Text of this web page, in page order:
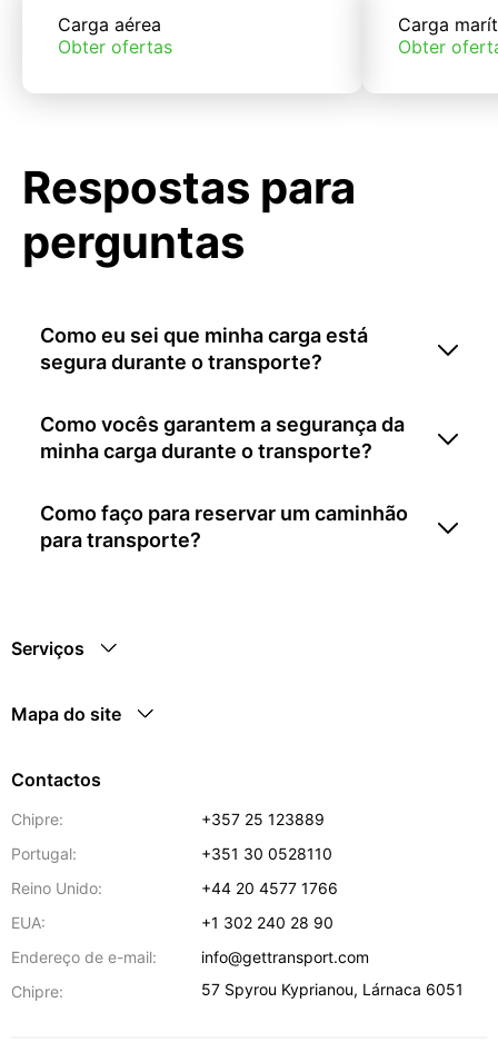
Carga aérea
Obter ofertas
Carga
Obter
Respostas para
perguntas
Como eu sei que minha carga está
segura durante o transporte?
Como vocês garantem a segurança da
minha carga durante o transporte?
Como faço para reservar um caminhão
para transporte?
Serviços
Mapa do site
Contactos
Chipre:
+357 25 123889
Portugal:
+351 30 0528110
Reino Unido:
+44 20 4577 1766
EUA:
+1 302 240 28 90
Endereço de e-mail:
info@gettransport.com
Chipre:
57 Spyrou Kyprianou, Lárnaca 6051